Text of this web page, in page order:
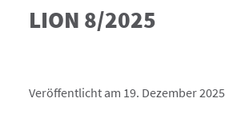
LION 8/2025
Veröffentlicht am 19. Dezember 2025